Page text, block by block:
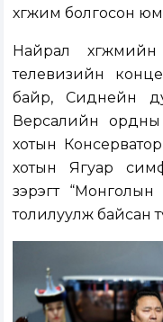
хөгжим болгосон
Найрал
телевизийн
байр, Сиднейн
Версалийн
хотын
хотын Ягуар
зэрэгт
толилуулж байсан